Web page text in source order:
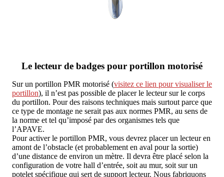
Le lecteur de badges pour portillon motorisé
Sur un portillon PMR motorisé (visitez ce lien pour visualiser le
portillon), il n’est pas possible de placer le lecteur sur le corps
du portillon. Pour des raisons techniques mais surtout parce que
ce type de montage ne serait pas aux normes PMR, au sens de
la norme et tel qu’imposé par des organismes tels que
l’APAVE.
Pour activer le portillon PMR, vous devrez placer un lecteur en
amont de l’obstacle (et probablement en aval pour la sortie)
d’une distance de environ un mètre. Il devra être placé selon la
configuration de votre hall d’entrée, soit au mur, soit sur un
potelet spécifique qui sert de support lecteur. Nous fabriquons